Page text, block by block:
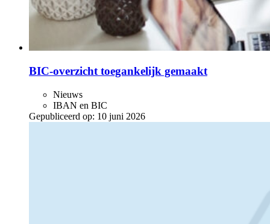
BIC-overzicht toegankelijk gemaakt
Nieuws
IBAN en BIC
Gepubliceerd op: 10 juni 2026